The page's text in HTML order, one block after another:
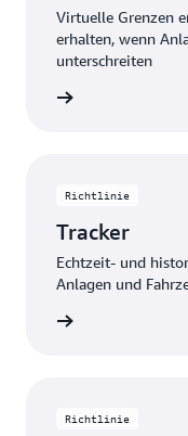
Virtuelle Grenzen
erhalten, wenn
unterschreiten
Richtlinie
Tracker
Echtzeit- und
Anlagen und
Richtlinie